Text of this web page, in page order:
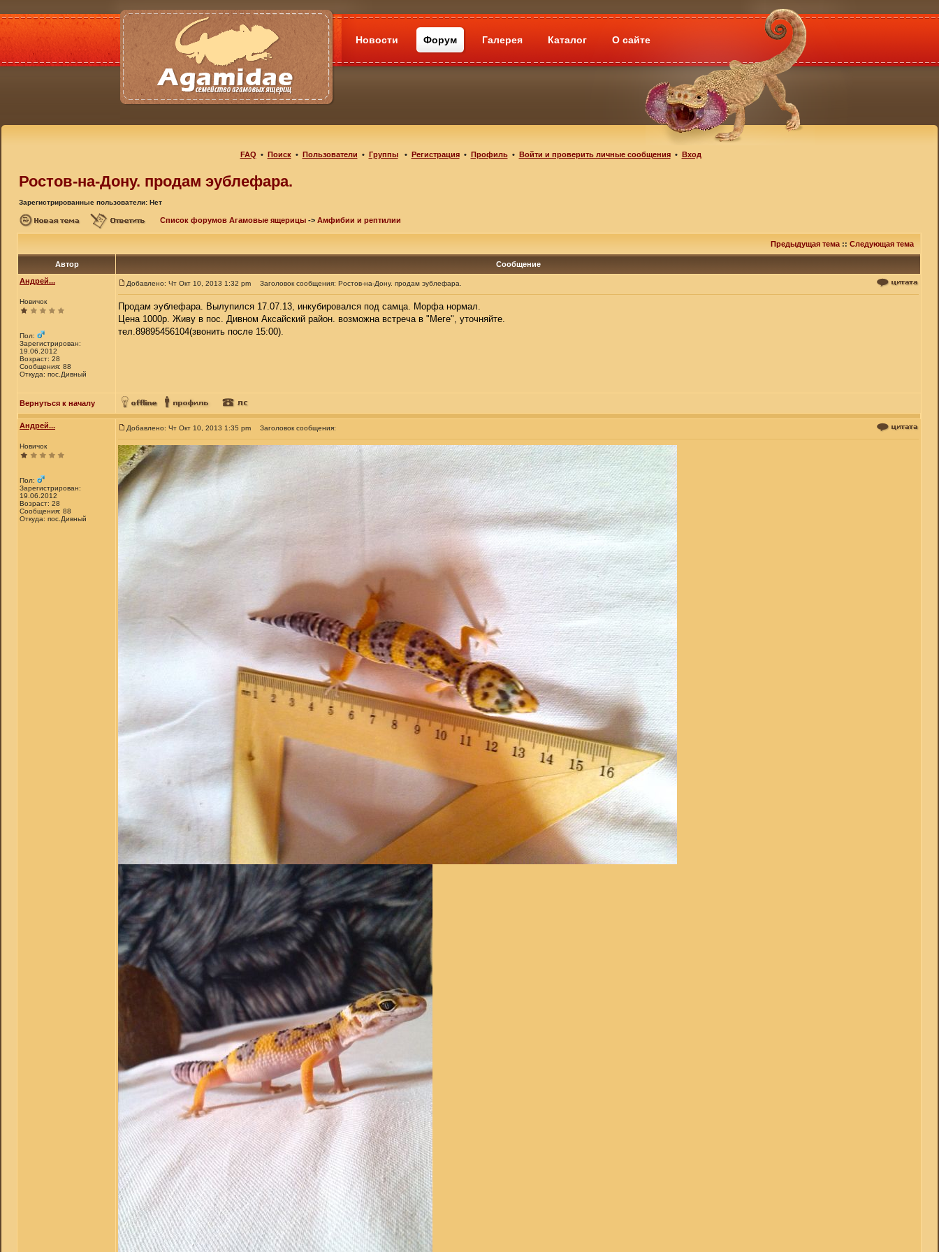
Новости Форум Галерея Каталог О сайте
FAQ • Поиск• Пользователи • Группы• Регистрация• Профиль• Войти и проверить личные сообщения• Вход
Ростов-на-Дону. продам эублефара.
Зарегистрированные пользователи: Нет
Список форумов Агамовые ящерицы -> Амфибии и рептилии
Предыдущая тема :: Следующая тема
Автор
Сообщение
Андрей...
Новичок
Пол:
Зарегистрирован:
19.06.2012
Возраст: 28
Сообщения: 88
Откуда: пос.Дивный
Добавлено: Чт Окт 10, 2013 1:32 pm Заголовок сообщения: Ростов-на-Дону. продам эублефара.
Продам эублефара. Вылупился 17.07.13, инкубировался под самца. Морфа нормал.
Цена 1000р. Живу в пос. Дивном Аксайский район. возможна встреча в "Меге", уточняйте.
тел.89895456104(звонить после 15:00).
Вернуться к началу
Андрей...
Новичок
Пол:
Зарегистрирован:
19.06.2012
Возраст: 28
Сообщения: 88
Откуда: пос.Дивный
Добавлено: Чт Окт 10, 2013 1:35 pm Заголовок сообщения: